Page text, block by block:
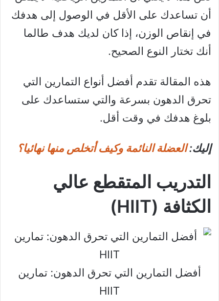
أن تساعدك على الأقل في الوصول إلى هدفك
في إنقاص الوزن، إذا كان لديك هدف طالما
أنك تختار النوع الصحيح.
هذه المقالة تقدم أفضل أنواع التمارين التي
تحرق الدهون بسرعة والتي ستساعدك على
بلوغ هدفك في وقت أقل.
إليك:العضلة النائمة وكيف أتخلص منها نهائيا؟
التدريب المتقطع عالي
الكثافة (HIIT)
أفضل التمارين التي تحرق الدهون: تمارين
HIIT